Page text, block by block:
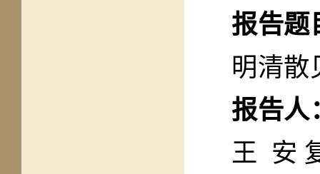
报告题
明清散
报告人
王 安